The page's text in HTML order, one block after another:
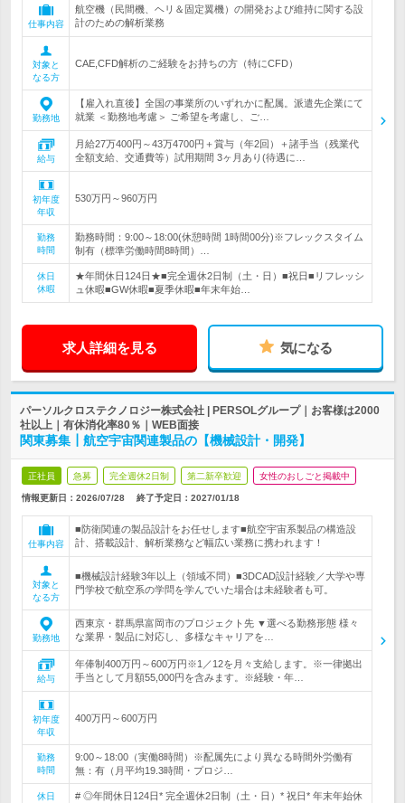
仕事内容
航空機（民間機、ヘリ＆固定翼機）の開発および維持に関する設
計のための解析業務
対象と
なる方
CAE,CFD解析のご経験をお持ちの方（特にCFD）
勤務地
【雇入れ直後】全国の事業所のいずれかに配属。派遣先企業にて
就業 ＜勤務地考慮＞ ご希望を考慮し、ご…
給与
月給27万400円～43万4700円＋賞与（年2回）＋諸手当（残業代
全額支給、交通費等）試用期間 3ヶ月あり(待遇に…
初年度
年収
530万円～960万円
勤務
時間
勤務時間：9:00～18:00(休憩時間 1時間00分)※フレックスタイム
制有（標準労働時間8時間）…
休日
休暇
★年間休日124日★■完全週休2日制（土・日）■祝日■リフレッシ
ュ休暇■GW休暇■夏季休暇■年末年始…
求人詳細を見る 気になる
パーソルクロステクノロジー株式会社 | PERSOLグループ｜お客様は2000
社以上｜有休消化率80％｜WEB面接
関東募集┃航空宇宙関連製品の【機械設計・開発】
正社員 急募 完全週休2日制 第二新卒歓迎 女性のおしごと掲載中
情報更新日：2026/07/28 終了予定日： 2027/01/18
仕事内容
■防衛関連の製品設計をお任せします■航空宇宙系製品の構造設
計、搭載設計、解析業務など幅広い業務に携われます！
対象と
なる方
■機械設計経験3年以上（領域不問）■3DCAD設計経験／大学や専
門学校で航空系の学問を学んでいた場合は未経験者も可。
勤務地
西東京・群馬県富岡市のプロジェクト先 ▼選べる勤務形態 様々
な業界・製品に対応し、多様なキャリアを…
給与
年俸制400万円～600万円※1／12を月々支給します。※一律拠出
手当として月額55,000円を含みます。※経験・年…
初年度
年収
400万円～600万円
勤務
時間
9:00～18:00（実働8時間）※配属先により異なる時間外労働有
無：有（月平均19.3時間・プロジ…
休日
# ◎年間休日124日* 完全週休2日制（土・日）* 祝日* 年末年始休